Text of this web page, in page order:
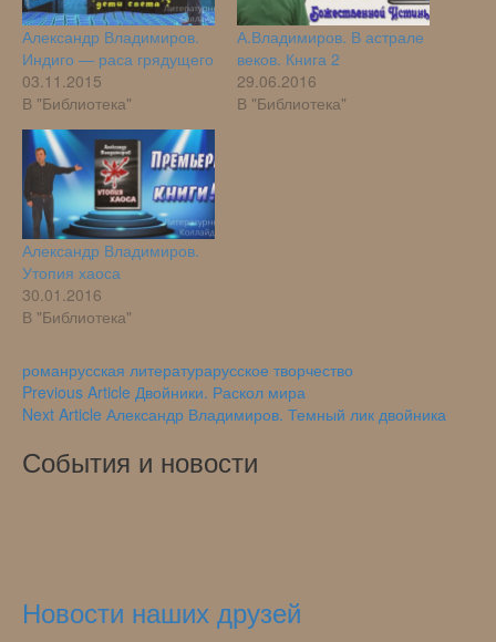
Александр Владимиров.
Индиго — раса грядущего
03.11.2015
В "Библиотека"
А.Владимиров. В астрале
веков. Книга 2
29.06.2016
В "Библиотека"
Александр Владимиров.
Утопия хаоса
30.01.2016
В "Библиотека"
романрусская литературарусское творчество
Навигация
по
записям
Previous Article Двойники. Раскол мира
Next Article Александр Владимиров. Темный лик двойника
События и новости
Новости наших друзей